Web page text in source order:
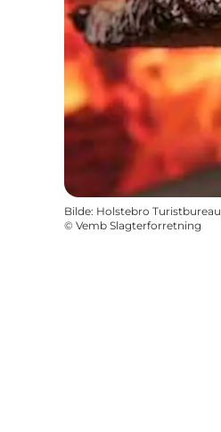
Bilde: Holstebro Turistbureau
© Vemb Slagterforretning